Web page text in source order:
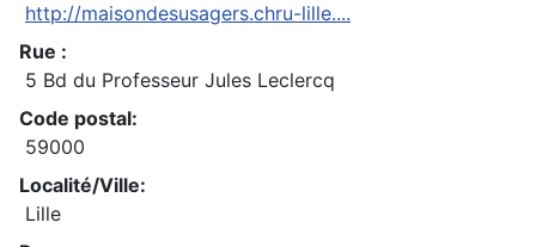
http://maisondesusagers.chru-lille....
Rue :
5 Bd du Professeur Jules Leclercq
Code postal:
59000
Localité/Ville:
Lille